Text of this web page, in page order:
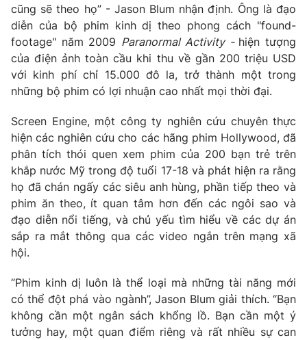
cũng sẽ theo họ” - Jason Blum nhận định. Ông là đạo
diễn của bộ phim kinh dị theo phong cách "found-
footage" năm 2009 Paranormal Activity - hiện tượng
của điện ảnh toàn cầu khi thu về gần 200 triệu USD
với kinh phí chỉ 15.000 đô la, trở thành một trong
những bộ phim có lợi nhuận cao nhất mọi thời đại.
Screen Engine, một công ty nghiên cứu chuyên thực
hiện các nghiên cứu cho các hãng phim Hollywood, đã
phân tích thói quen xem phim của 200 bạn trẻ trên
khắp nước Mỹ trong độ tuổi 17-18 và phát hiện ra rằng
họ đã chán ngấy các siêu anh hùng, phần tiếp theo và
phim ăn theo, ít quan tâm hơn đến các ngôi sao và
đạo diễn nổi tiếng, và chủ yếu tìm hiểu về các dự án
sắp ra mắt thông qua các video ngắn trên mạng xã
hội.
“Phim kinh dị luôn là thể loại mà những tài năng mới
có thể đột phá vào ngành”, Jason Blum giải thích. “Bạn
không cần một ngân sách khổng lồ. Bạn cần một ý
tưởng hay, một quan điểm riêng và rất nhiều sự can